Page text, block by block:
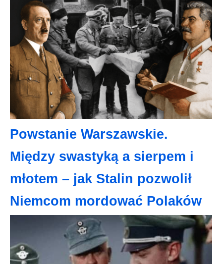
Powstanie Warszawskie.
Między swastyką a sierpem i
młotem – jak Stalin pozwolił
Niemcom mordować Polaków